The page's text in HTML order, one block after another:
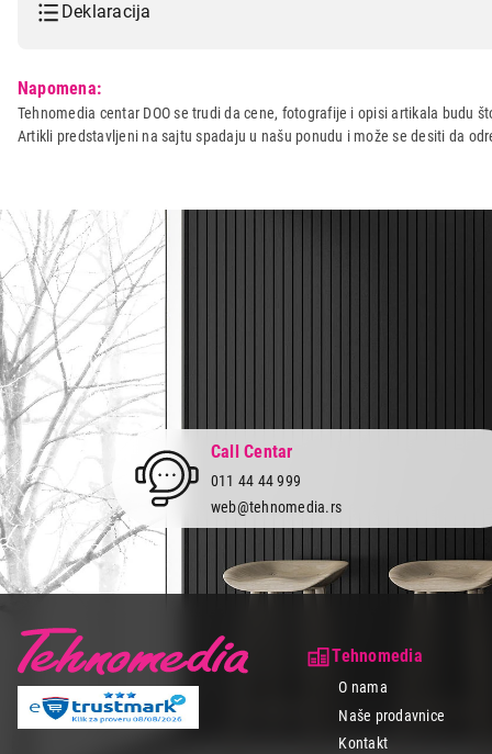
Deklaracija
Naziv i vrsta robe:
VAGA
Uvoznik:
ERG d.o.o.
Napomena:
Tehnomedia centar DOO se trudi da cene, fotografije i opisi artikala budu
Artikli predstavljeni na sajtu spadaju u našu ponudu i može se desiti da
Call Centar
011 44 44 999
web@tehnomedia.rs
Tehnomedia
O nama
Naše prodavnice
Kontakt